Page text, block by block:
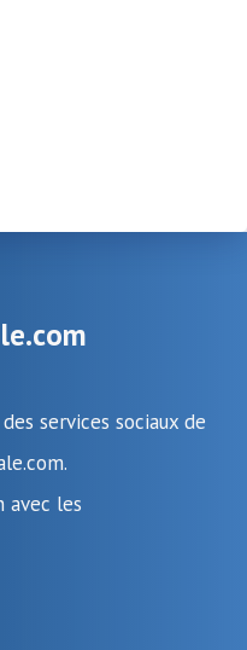
services sociaux de
avec les